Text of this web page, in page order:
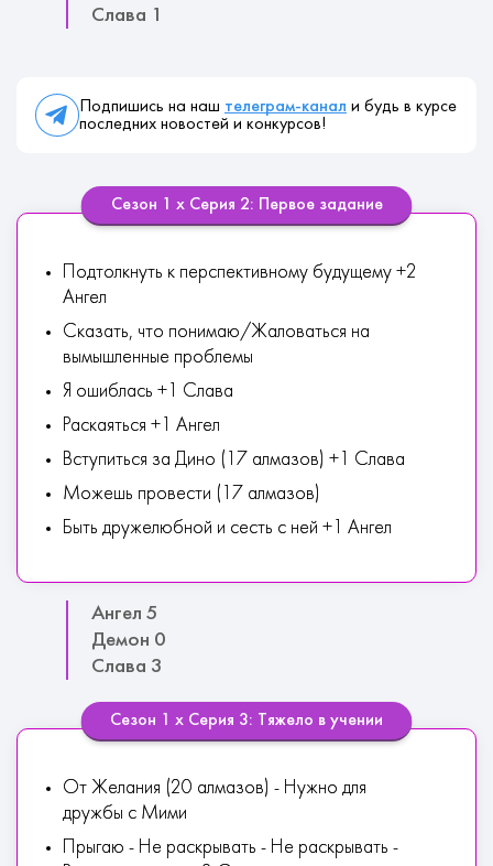
Слава 1
Подпишись на наш телеграм-канал и будь в курсе
последних новостей и конкурсов!
Сезон 1 х Серия 2: Первое задание
Подтолкнуть к перспективному будущему +2
Ангел
Сказать, что понимаю/Жаловаться на
вымышленные проблемы
Я ошиблась +1 Слава
Раскаяться +1 Ангел
Вступиться за Дино (17 алмазов) +1 Слава
Можешь провести (17 алмазов)
Быть дружелюбной и сесть с ней +1 Ангел
Ангел 5
Демон 0
Слава 3
Сезон 1 х Серия 3: Тяжело в учении
От Желания (20 алмазов) - Нужно для
дружбы с Мими
Прыгаю - Не раскрывать - Не раскрывать -